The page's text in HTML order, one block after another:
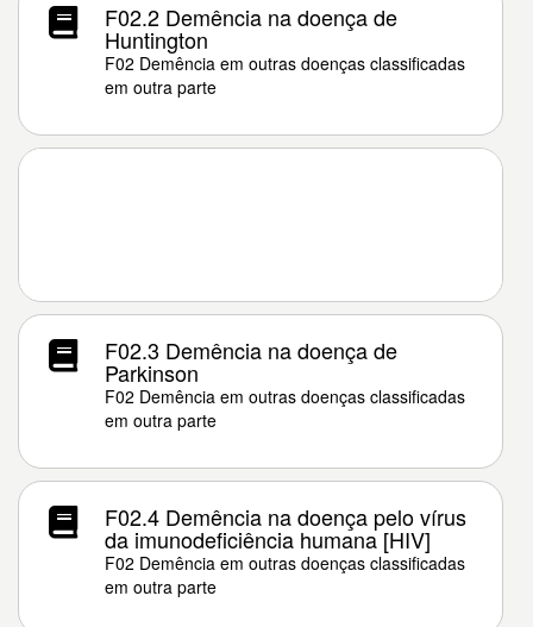
F02.2 Demência na doença de
Huntington
F02 Demência em outras doenças classificadas
em outra parte
F02.3 Demência na doença de
Parkinson
F02 Demência em outras doenças classificadas
em outra parte
F02.4 Demência na doença pelo vírus
da imunodeficiência humana [HIV]
F02 Demência em outras doenças classificadas
em outra parte